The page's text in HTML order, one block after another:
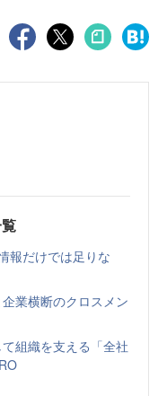
報だけでは足りな
業横断のクロスメン
組織を支える「全社